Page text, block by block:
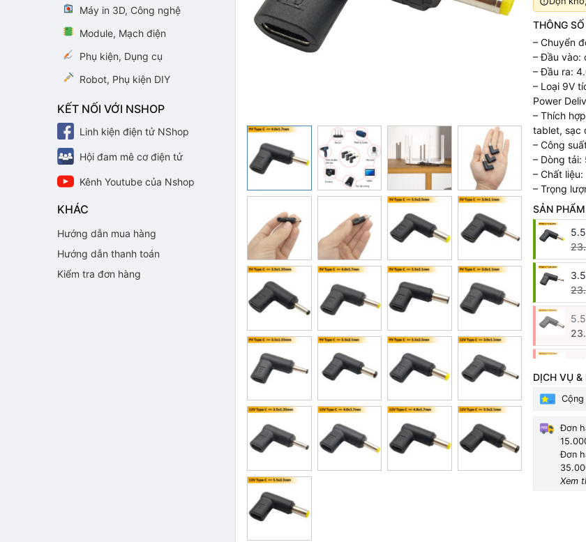
THÔNG
– Chuyển
– Đầu vào:
– Đầu ra:
– Loại 9V
Power
– Thích
tablet, sạc
– Công
– Dòng tải:
– Chất
– Trọng
SẢN
DỊCH VỤ &
Đơn
Đơn
Xem
Máy in 3D, Công nghệ
Module, Mạch điện
Phụ kiện, Dụng cụ
Robot, Phụ kiện DIY
KẾT NỐI VỚI NSHOP
Linh kiện điện tử NShop
Hội đam mê cơ điện tử
Kênh Youtube của Nshop
KHÁC
Hướng dẫn mua hàng
Hướng dẫn thanh toán
Kiểm tra đơn hàng